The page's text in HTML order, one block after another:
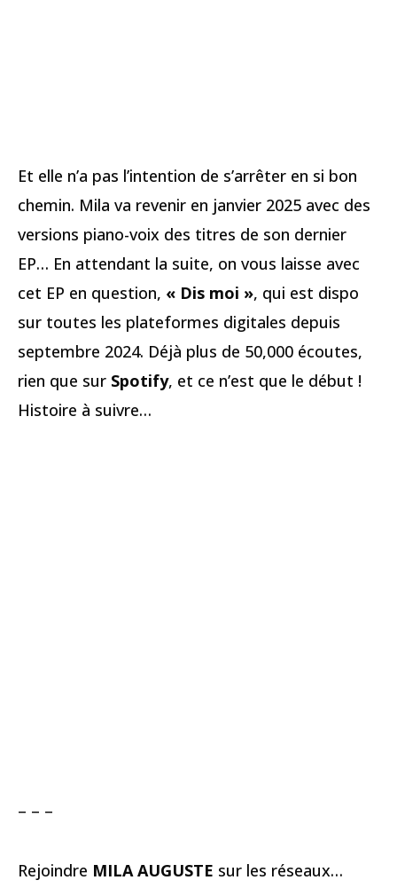
Et elle n’a pas l’intention de s’arrêter en si bon
chemin. Mila va revenir en janvier 2025 avec des
versions piano-voix des titres de son dernier
EP… En attendant la suite, on vous laisse avec
cet EP en question, « Dis moi », qui est dispo
sur toutes les plateformes digitales depuis
septembre 2024. Déjà plus de 50,000 écoutes,
rien que sur Spotify, et ce n’est que le début !
Histoire à suivre…
– – –
Rejoindre MILA AUGUSTE sur les réseaux…